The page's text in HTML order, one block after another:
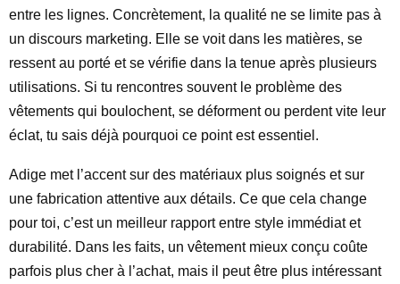
entre les lignes. Concrètement, la qualité ne se limite pas à
un discours marketing. Elle se voit dans les matières, se
ressent au porté et se vérifie dans la tenue après plusieurs
utilisations. Si tu rencontres souvent le problème des
vêtements qui boulochent, se déforment ou perdent vite leur
éclat, tu sais déjà pourquoi ce point est essentiel.
Adige met l’accent sur des matériaux plus soignés et sur
une fabrication attentive aux détails. Ce que cela change
pour toi, c’est un meilleur rapport entre style immédiat et
durabilité. Dans les faits, un vêtement mieux conçu coûte
parfois plus cher à l’achat, mais il peut être plus intéressant